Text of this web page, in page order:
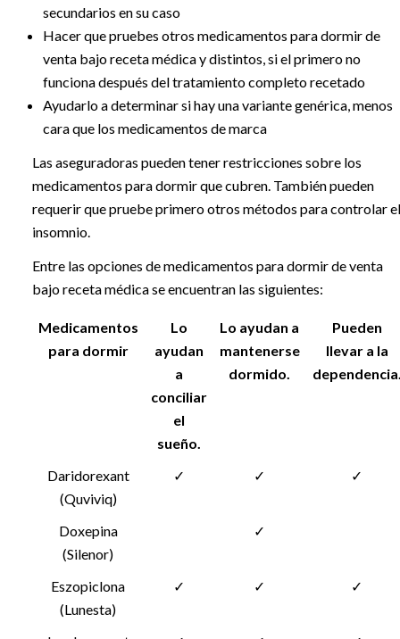
secundarios en su caso
Hacer que pruebes otros medicamentos para dormir de
venta bajo receta médica y distintos, si el primero no
funciona después del tratamiento completo recetado
Ayudarlo a determinar si hay una variante genérica, menos
cara que los medicamentos de marca
Las aseguradoras pueden tener restricciones sobre los
medicamentos para dormir que cubren. También pueden
requerir que pruebe primero otros métodos para controlar el
insomnio.
Entre las opciones de medicamentos para dormir de venta
bajo receta médica se encuentran las siguientes:
Medicamentos
para dormir
Lo
ayudan
a
conciliar
el
sueño.
Lo ayudan a
mantenerse
dormido.
Pueden
llevar a la
Daridorexant
(Quviviq)
✓ ✓ ✓
Doxepina
(Silenor)
✓
Eszopiclona
(Lunesta)
✓ ✓ ✓